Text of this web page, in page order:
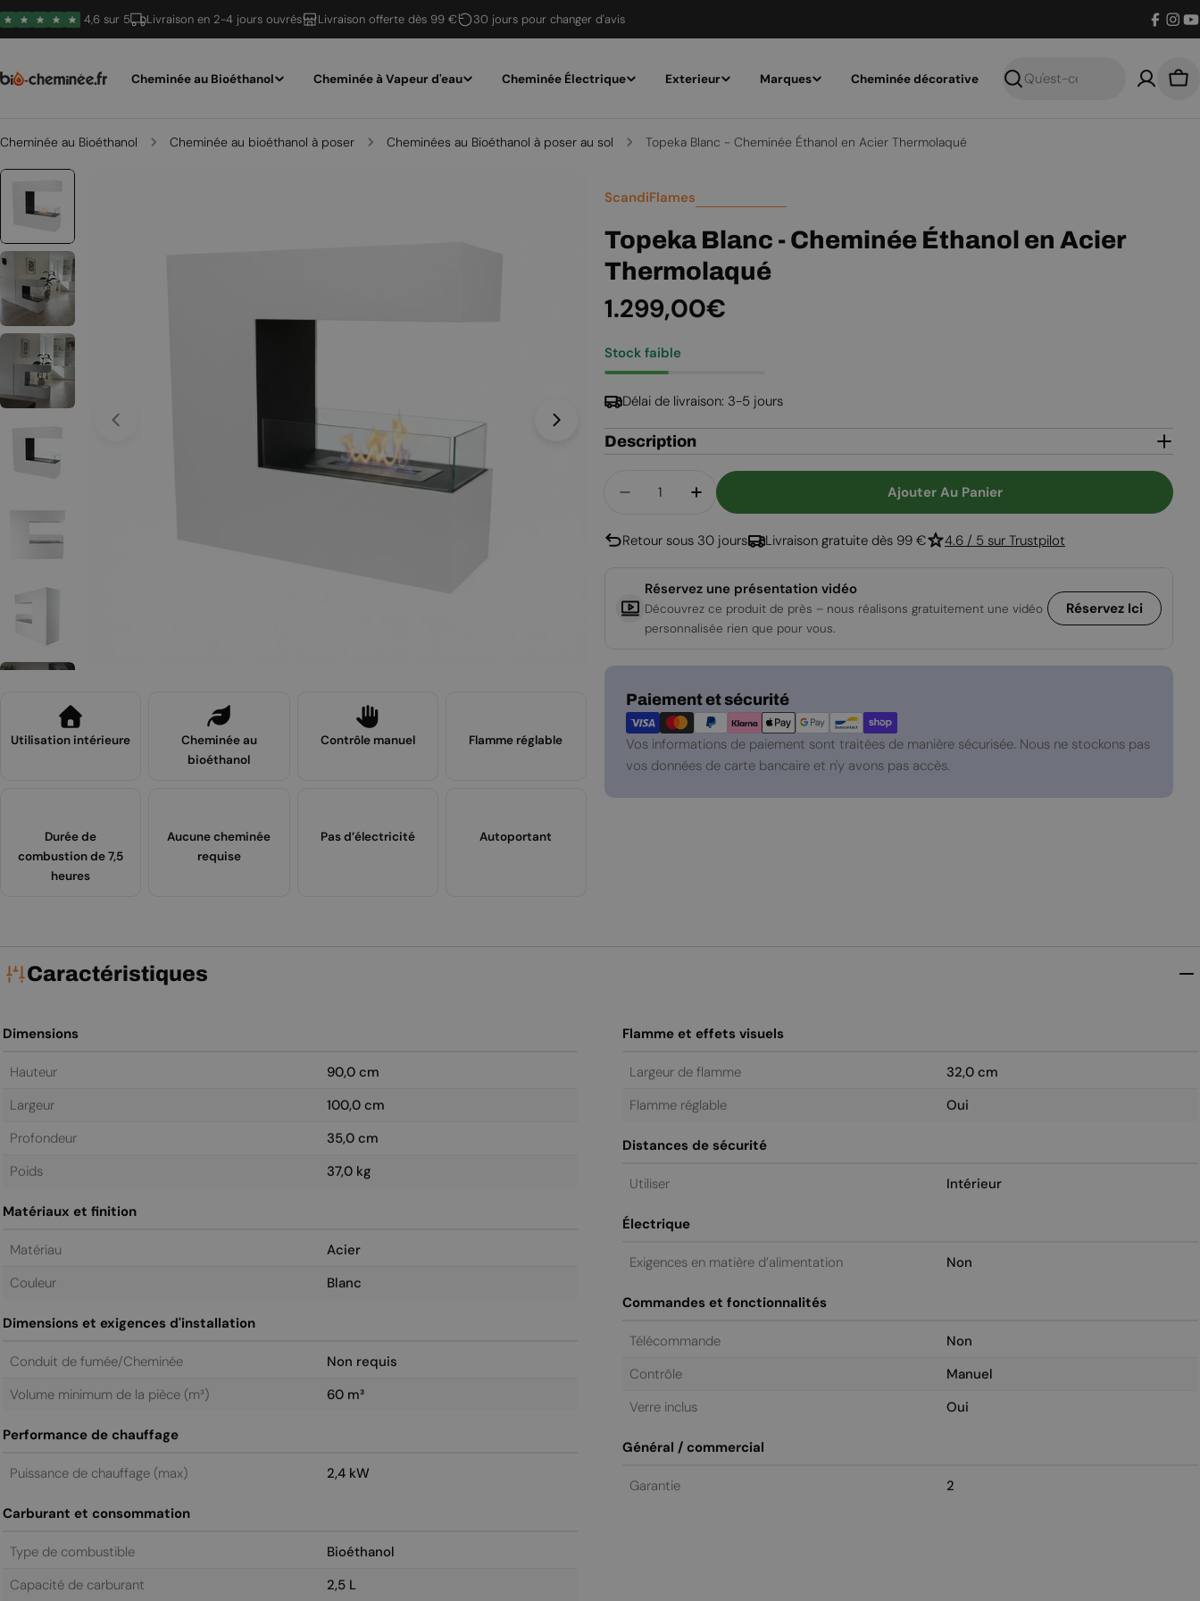
Passer
au
4,6 sur 5 Livraison en 2-4 jours ouvrés Livraison offerte dès 99 € 30 jours pour changer d'avis
Cheminée au Bioéthanol Cheminée à Vapeur d'eau Cheminée Électrique Exterieur Marques Cheminée décorative
Recherche
Cheminée au Bioéthanol Cheminée au bioéthanol à poser Cheminées au Bioéthanol à poser au sol Topeka Blanc - Cheminée Éthanol en Acier Thermolaqué
Ouvrir le média 0 en mode modal Ouvrir le média 1 en mode modal Ouvrir le média
Utilisation intérieure
Cheminée au
bioéthanol
Contrôle manuel Flamme réglable
Durée de
combustion de 7,5
heures
Aucune cheminée
requise
Pas d’électricité Autoportant
ScandiFlames
Topeka Blanc - Cheminée Éthanol en Acier
Thermolaqué
Prix
régulier
1.299,00€
Stock faible
Délai de livraison: 3-5 jours
Description
Diminuer La Quantité Pour Topeka Blanc - Cheminée Éthanol En Acier
Augmenter La Quantité Pour Topeka Blanc - Cheminée Éthanol
Ajouter Au Panier
Retour sous 30 jours Livraison gratuite dès 99 € 4.6 / 5 sur Trustpilot
Réservez une présentation vidéo
Découvrez ce produit de près – nous réalisons gratuitement une vidéo
personnalisée rien que pour vous.
Réservez Ici
Paiement et sécurité
Modes
de
paiement
Vos informations de paiement sont traitées de manière sécurisée. Nous ne stockons pas
vos données de carte bancaire et n'y avons pas accès.
Caractéristiques
Dimensions
Hauteur
90,0 cm
Largeur
100,0 cm
Profondeur
35,0 cm
Poids
37,0 kg
Matériaux et finition
Matériau
Acier
Couleur
Blanc
Dimensions et exigences d'installation
Conduit de fumée/Cheminée
Non requis
Volume minimum de la pièce (m³)
60 m³
Performance de chauffage
Puissance de chauffage (max) 2,4 kW
Carburant et consommation
Type de combustible
Bioéthanol
Capacité de carburant
2,5 L
Flamme et effets visuels
Largeur de flamme
32,0 cm
Flamme réglable
Oui
Distances de sécurité
Utiliser Intérieur
Électrique
Exigences en matière d’alimentation Non
Commandes et fonctionnalités
Télécommande
Non
Contrôle
Manuel
Verre inclus
Oui
Général / commercial
Garantie 2